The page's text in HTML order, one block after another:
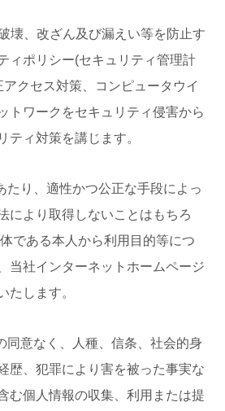
壊、改ざん及び漏えい等を防止す
ィポリシー(セキュリティ管理計
クセス対策、コンピュータウイ
トワークをセキュリティ侵害から
ティ対策を講じます。
たり、適性かつ公正な手段によっ
により取得しないことはもちろ
である本人から利用目的等につ
当社インターネットホームページ
たします。
同意なく、人種、信条、社会的身
歴、犯罪により害を被った事実な
む個人情報の収集、利用または提